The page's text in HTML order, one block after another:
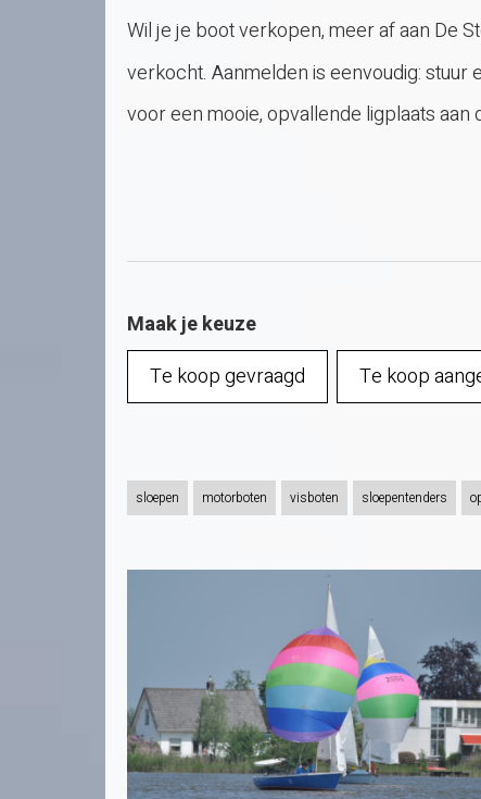
Wil je je boot verkopen, meer af aan De
verkocht. Aanmelden is eenvoudig:
voor een mooie, opvallende ligplaats aan
Maak je keuze
Te koop gevraagd
Te koop
sloepen motorboten visboten sloepentenders